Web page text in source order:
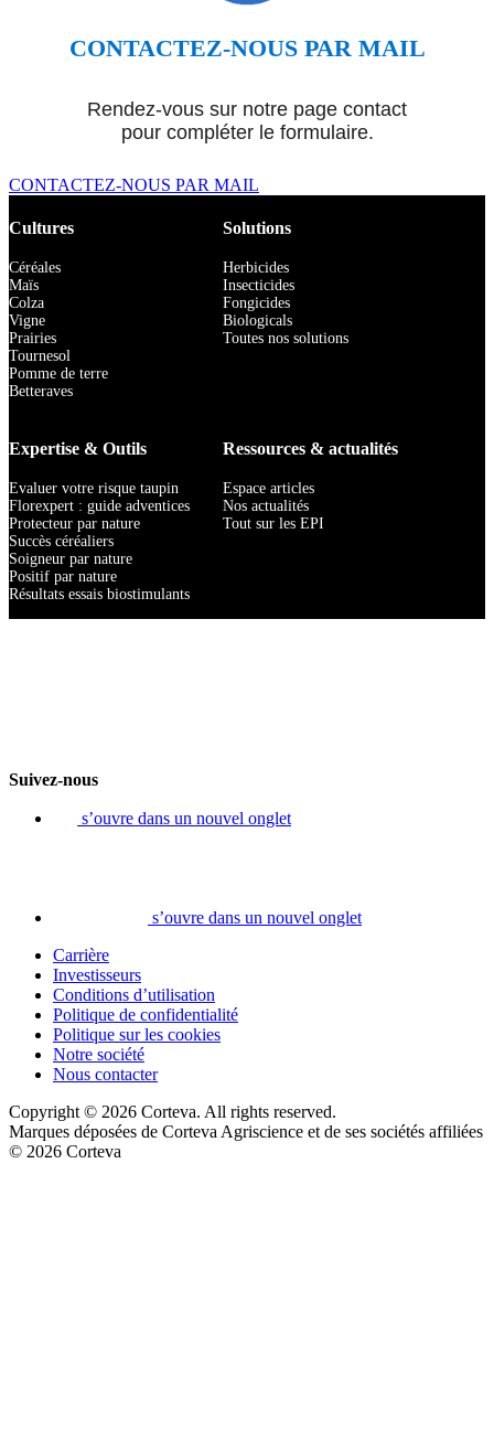
CONTACTEZ-NOUS PAR MAIL
Rendez-vous sur notre page contact
pour compléter le formulaire.
CONTACTEZ-NOUS PAR MAIL
Cultures
Céréales
Maïs
Colza
Vigne
Prairies
Tournesol
Pomme de terre
Betteraves
Solutions
Herbicides
Insecticides
Fongicides
Biologicals
Toutes nos solutions
Expertise & Outils
Evaluer votre risque taupin
Florexpert : guide adventices
Protecteur par nature
Succès céréaliers
Soigneur par nature
Positif par nature
Résultats essais biostimulants
Ressources & actualités
Espace articles
Nos actualités
Tout sur les EPI
Suivez-nous
s’ouvre dans un nouvel onglet
s’ouvre dans un nouvel onglet
Carrière
Investisseurs
Conditions d’utilisation
Politique de confidentialité
Politique sur les cookies
Notre société
Nous contacter
Copyright © 2026 Corteva. All rights reserved.
Marques déposées de Corteva Agriscience et de ses sociétés affiliées
© 2026 Corteva